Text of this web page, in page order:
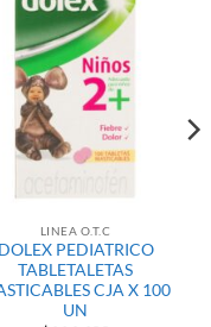
LINEA O.T.C
DOLEX PEDIATRICO
TABLETALETAS
CJA X 100
UN